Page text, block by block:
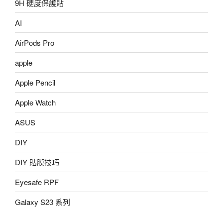
9H 硬度保護貼
AI
AirPods Pro
apple
Apple Pencil
Apple Watch
ASUS
DIY
DIY 貼膜技巧
Eyesafe RPF
Galaxy S23 系列